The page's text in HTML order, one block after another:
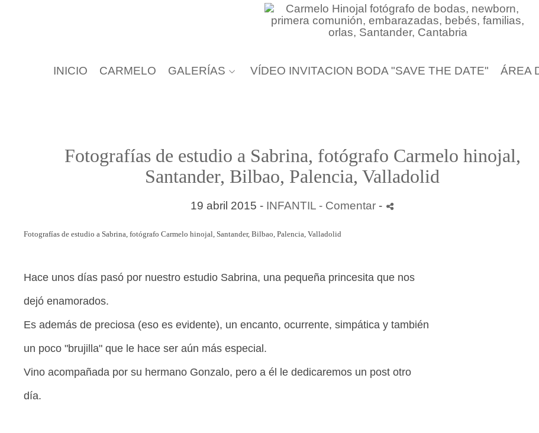
INICIO CARMELO GALERÍAS VÍDEO INVITACION BODA "SAVE THE DATE" ÁREA
Fotografías de estudio a Sabrina, fotógrafo Carmelo hinojal,
Santander, Bilbao, Palencia, Valladolid
19 abril 2015 - INFANTIL - Comentar -
Fotografías de estudio a Sabrina, fotógrafo Carmelo hinojal, Santander, Bilbao, Palencia, Valladolid
Hace unos días pasó por nuestro estudio Sabrina, una pequeña princesita que nos
dejó enamorados.
Es además de preciosa (eso es evidente), un encanto, ocurrente, simpática y también
un poco "brujilla" que le hace ser aún más especial.
Vino acompañada por su hermano Gonzalo, pero a él le dedicaremos un post otro
día.